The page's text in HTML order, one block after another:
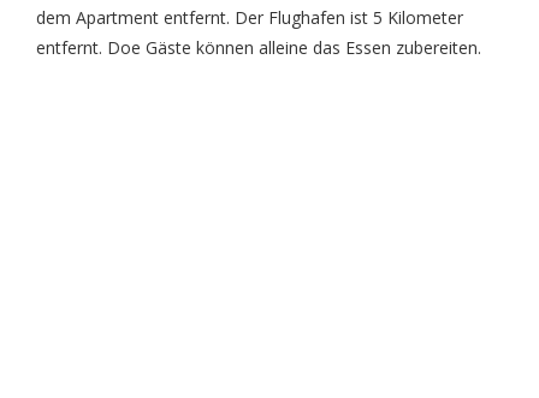
dem Apartment entfernt. Der Flughafen ist 5 Kilometer
entfernt. Doe Gäste können alleine das Essen zubereiten.